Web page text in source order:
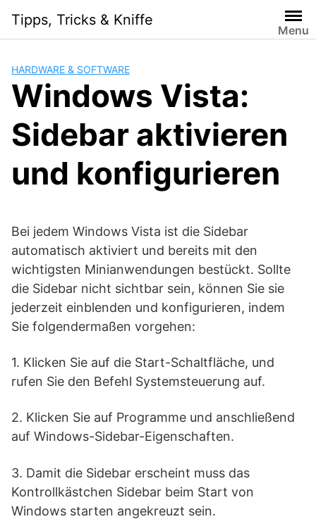
content
Tipps, Tricks & Kniffe
Menu
HARDWARE & SOFTWARE
Windows Vista:
Sidebar aktivieren
und konfigurieren
Bei jedem Windows Vista ist die Sidebar
automatisch aktiviert und bereits mit den
wichtigsten Minianwendungen bestückt. Sollte
die Sidebar nicht sichtbar sein, können Sie sie
jederzeit einblenden und konfigurieren, indem
Sie folgendermaßen vorgehen:
1. Klicken Sie auf die Start-Schaltfläche, und
rufen Sie den Befehl Systemsteuerung auf.
2. Klicken Sie auf Programme und anschließend
auf Windows-Sidebar-Eigenschaften.
3. Damit die Sidebar erscheint muss das
Kontrollkästchen Sidebar beim Start von
Windows starten angekreuzt sein.